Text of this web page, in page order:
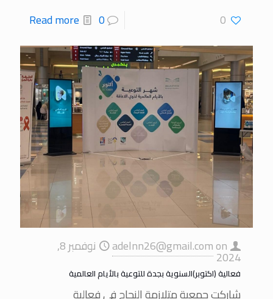
0
0
Read more
adelnn26@gmail.comon نوفمبر 8,
2024
فعالية (اكتوبر)السنوية بجدة للتوعية بالأيام العالمية
شاركت جمعية متلازمة النجاح في فعالية